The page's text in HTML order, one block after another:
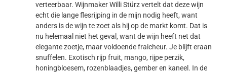
verteerbaar. Wijnmaker Willi Stürz vertelt dat deze wijn
echt die lange flesrijping in de mijn nodig heeft, want
anders is de wijn te zoet als hij op de markt komt. Dat is
nu helemaal niet het geval, want de wijn heeft net dat
elegante zoetje, maar voldoende fraicheur. Je blijft eraan
snuffelen. Exotisch rijp fruit, mango, rijpe perzik,
honingbloesem, rozenblaadjes, gember en kaneel. In de